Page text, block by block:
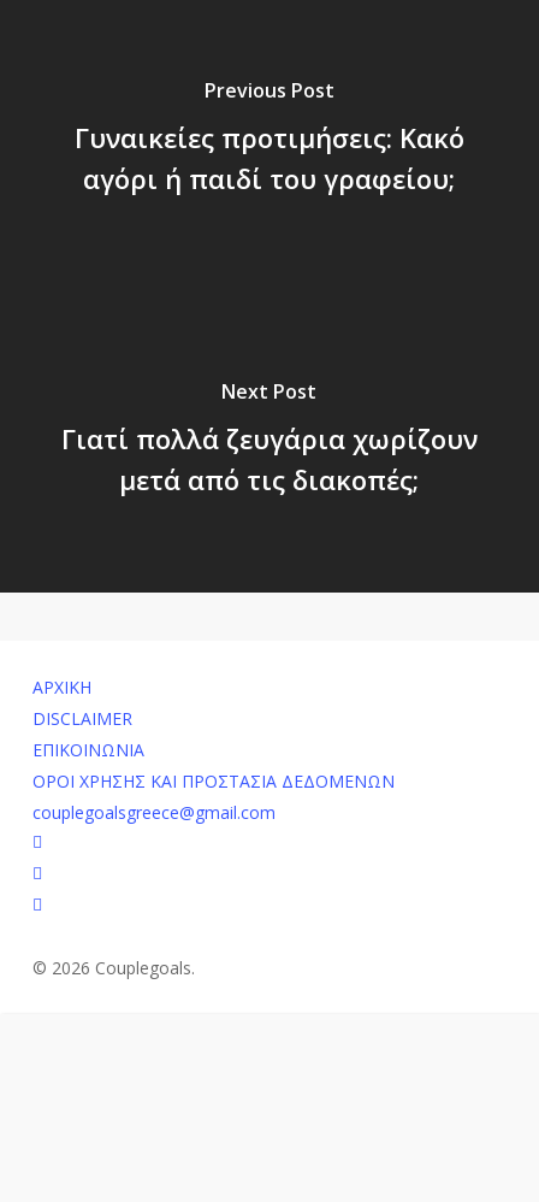
Previous Post
Γυναικείες προτιμήσεις: Κακό
αγόρι ή παιδί του γραφείου;
Next Post
Γιατί πολλά ζευγάρια χωρίζουν
μετά από τις διακοπές;
ΑΡΧΙΚΗ
DISCLAIMER
ΕΠΙΚΟΙΝΩΝΙΑ
ΟΡΟΙ ΧΡΗΣΗΣ ΚΑΙ ΠΡΟΣΤΑΣΙΑ ΔΕΔΟΜΕΝΩΝ
couplegoalsgreece@gmail.com
facebook
youtube
instagram
© 2026 Couplegoals.